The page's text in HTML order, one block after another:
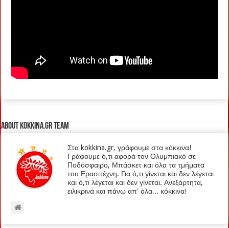
About kokkina.gr TEAM
Στα kokkina.gr, γράφουμε στα κόκκινα!
Γράφουμε ό,τι αφορά τον Ολυμπιακό σε
Ποδόσφαιρο, Μπάσκετ και όλα τα τμήματα
του Ερασιτέχνη. Για ό,τι γίνεται και δεν λέγεται
και ό,τι λέγεται και δεν γίνεται. Ανεξάρτητα,
ειλικρινά και πάνω απ' όλα... κόκκινα!